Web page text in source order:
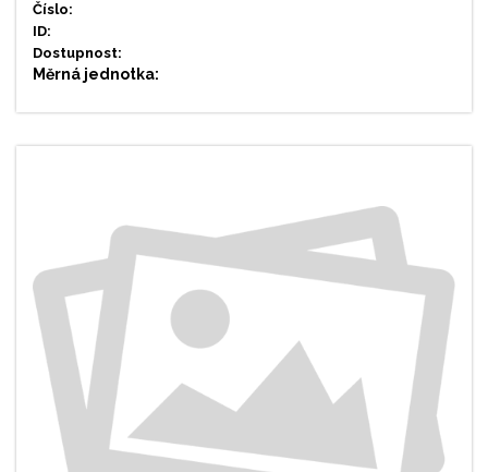
Číslo:
ID:
Dostupnost:
Měrná jednotka: